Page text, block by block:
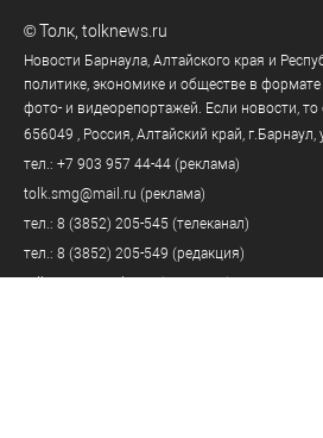
©Толк tolknews.ru
Новости Барнаула, Алтайского края и
политике, экономике и обществе в
фото- и видеорепортажей. Если новости,
656049 , Россия, Алтайский край, г.Барнаул,
тел.: +7 903 957 44-44 (реклама)
tolk.smg@mail.ru (реклама)
тел.: 8 (3852) 205-545 (телеканал)
тел.: 8 (3852) 205-549 (редакция)